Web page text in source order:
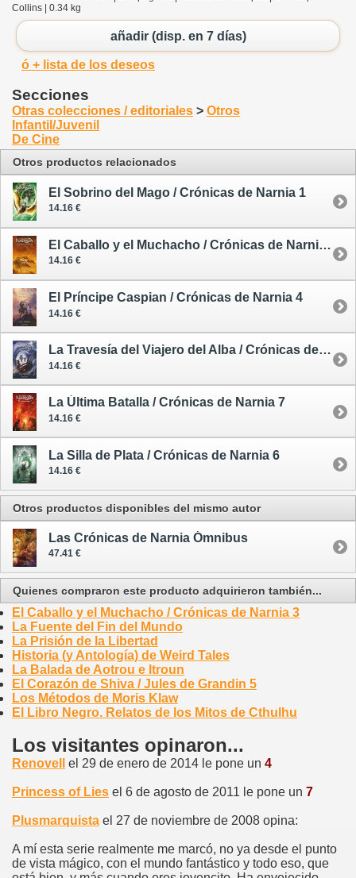
Collins | 0.34 kg
añadir (disp. en 7 días)
ó + lista de los deseos
Secciones
Otras colecciones / editoriales > Otros
Infantil/Juvenil
De Cine
Otros productos relacionados
El Sobrino del Mago / Crónicas de Narnia 1
14.16 €
El Caballo y el Muchacho / Crónicas de Narnia 3
14.16 €
El Príncipe Caspian / Crónicas de Narnia 4
14.16 €
La Travesía del Viajero del Alba / Crónicas de Narnia 5
14.16 €
La Última Batalla / Crónicas de Narnia 7
14.16 €
La Silla de Plata / Crónicas de Narnia 6
14.16 €
Otros productos disponibles del mismo autor
Las Crónicas de Narnia Ómnibus
47.41 €
Quienes compraron este producto adquirieron también...
El Caballo y el Muchacho / Crónicas de Narnia 3
La Fuente del Fin del Mundo
La Prisión de la Libertad
Historia (y Antología) de Weird Tales
La Balada de Aotrou e Itroun
El Corazón de Shiva / Jules de Grandin 5
Los Métodos de Moris Klaw
El Libro Negro. Relatos de los Mitos de Cthulhu
Los visitantes opinaron...
Renovell el 29 de enero de 2014 le pone un 4
Princess of Lies el 6 de agosto de 2011 le pone un 7
Plusmarquista el 27 de noviembre de 2008 opina:
A mí esta serie realmente me marcó, no ya desde el punto
de vista mágico, con el mundo fantástico y todo eso, que